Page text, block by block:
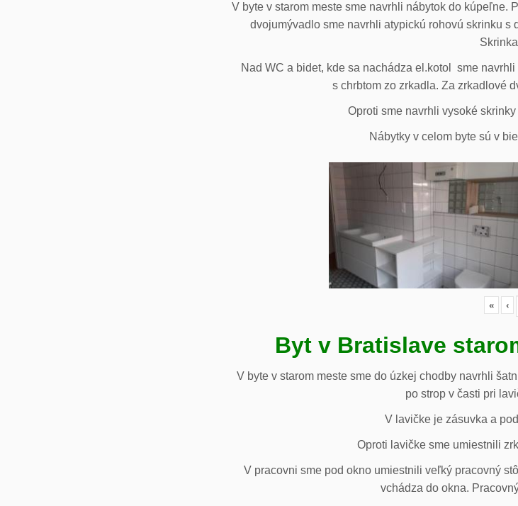
V byte v starom meste sme navrhli nábytok do kúpeľne.
dvojumývadlo sme navrhli atypickú rohovú skrinku
Nad WC a bidet, kde sa nachádza el.kotol sme
s chrbtom zo zrkadla. Za zrkadlové
Oproti sme navrhli vysoké
Nábytky v celom byte sú v
« ‹
Byt v Bratislave
V byte v starom meste sme do úzkej chodby navrhli
po strop v časti pri
V lavičke je zásuvka a
Oproti lavičke sme umiestnili
V pracovni sme pod okno umiestnili veľký pracovný
vchádza do okna.